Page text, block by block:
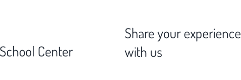
Center
Share your experience
with us